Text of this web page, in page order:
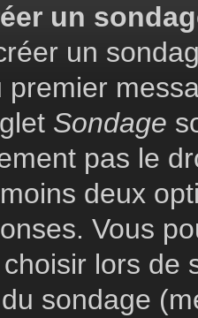
un
un
Sondage
pas le
deux
Vous
lors de
sondage